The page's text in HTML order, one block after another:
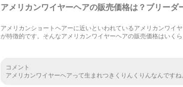
アメリカンワイヤーヘアの販売価格は？ブリーダ
アメリカンショートヘアーに近いといわれているアメリカンワイ
が特徴的です。そんなアメリカンワイヤーヘアの販売価格はいく
コメント
アメリカンワイヤーヘアって生まれつきくりんくりんなんです